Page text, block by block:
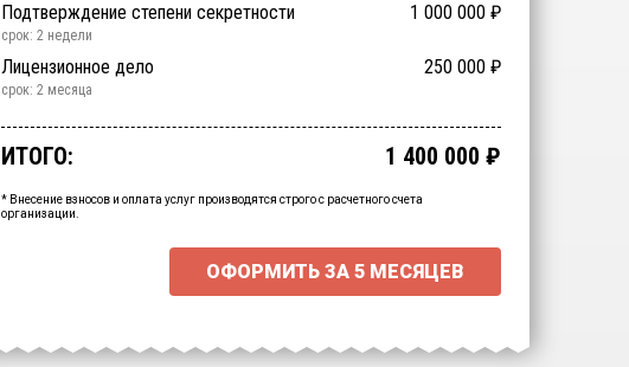
Подтверждение степени секретности 1 000 000 ₽
срок: 2 недели
Обучение 60 000 ₽
срок: 2 недели
Специальная экспертиза 200 000 ₽
срок: 2 недели
Лицензионное дело 250 000 ₽
срок: 2 месяца
Срочное получение 700 000 ₽
Промежуточный итог:
15000 ₽
Ваша персональна скидка
ИТОГО: 1 400 000 ₽
* Внесение взносов и оплата услуг производятся строго с расчетного счета
организации.
ОФОРМИТЬ ЗА 5 МЕСЯЦЕВ